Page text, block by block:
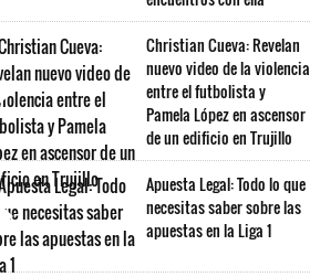
Christian Cueva: Revelan
nuevo video de la violencia
entre el futbolista y
Pamela López en ascensor
de un edificio en Trujillo
Apuesta Legal: Todo lo que
necesitas saber sobre las
apuestas en la Liga 1